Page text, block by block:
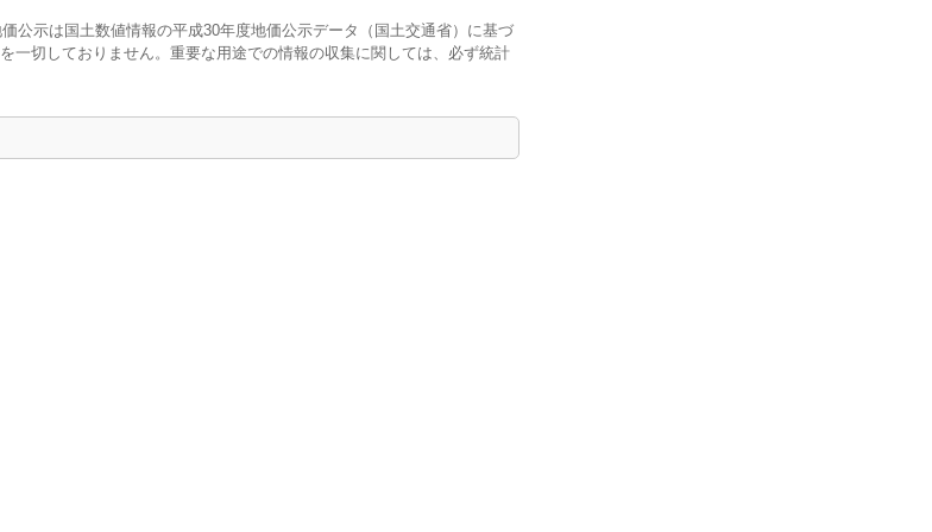
公示は国土数値情報の平成30年度地価公示データ（国土交通省）に基づ
一切しておりません。重要な用途での情報の収集に関しては、必ず統計